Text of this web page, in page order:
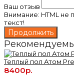
Ваш отзыв
Внимание: HTML не
текст!
Продолжить
Теплый пол Атом
8400р.